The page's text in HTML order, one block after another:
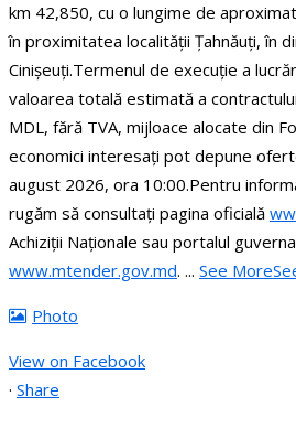
km 42,850, cu o lungime de
în proximitatea localității Țahnăuți, în
Cinișeuți.Termenul de execuție a
valoarea totală estimată a
MDL, fără TVA, mijloace alocate din
economici interesați pot depune
august 2026, ora 10:00.Pentru
rugăm să consultați pagina oficială
Achiziții Naționale sau portalul
www.mtender.gov.md. ... See More
Photo
View on Facebook
· Share